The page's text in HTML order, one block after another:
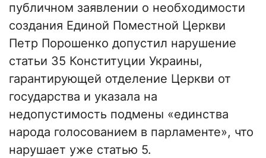
публичном заявлении о необходимости
создания Единой Поместной Церкви
Петр Порошенко допустил нарушение
статьи 35 Конституции Украины,
гарантирующей отделение Церкви от
государства и указала на
недопустимость подмены «единства
народа голосованием в парламенте», что
нарушает уже статью 5.